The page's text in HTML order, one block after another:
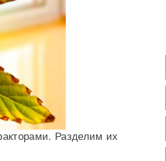
Разделим их